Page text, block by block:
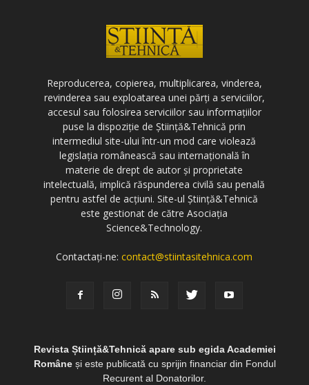
Reproducerea, copierea, multiplicarea, vinderea,
revinderea sau exploatarea unei părți a serviciilor,
accesul sau folosirea serviciilor sau informațiilor
puse la dispoziție de Știință&Tehnică prin
intermediul site-ului într-un mod care violează
legislația românească sau internațională în
materie de drept de autor și proprietate
intelectuală, implică răspunderea civilă sau penală
pentru astfel de acțiuni. Site-ul Știință&Tehnică
este gestionat de către Asociația
Science&Technology.
Contactați-ne:contact@stiintasitehnica.com
Revista Știință&Tehnică apare sub egida Academiei
Româneși este publicată cu sprijin financiar din Fondul
Recurent al Donatorilor.